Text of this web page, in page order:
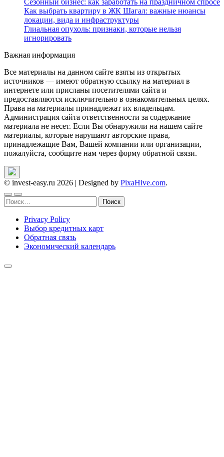
Сезонный бизнес: как заработать на праздничном спросе
Как выбрать квартиру в ЖК Шагал: важные нюансы
локации, вида и инфраструктуры
Глиальная опухоль: признаки, которые нельзя
игнорировать
Важная информация
Все материалы на данном сайте взяты из открытых
источников — имеют обратную ссылку на материал в
интернете или присланы посетителями сайта и
предоставляются исключительно в ознакомительных целях.
Права на материалы принадлежат их владельцам.
Администрация сайта ответственности за содержание
материала не несет. Если Вы обнаружили на нашем сайте
материалы, которые нарушают авторские права,
принадлежащие Вам, Вашей компании или организации,
пожалуйста, сообщите нам через форму обратной связи.
© invest-easy.ru 2026 | Designed by PixaHive.com.
Найти:
Privacy Policy
Выбор кредитных карт
Обратная связь
Экономический календарь